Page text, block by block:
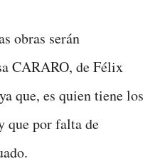
obras serán
CARARO, de Félix
que, es quien tiene los
que por falta de